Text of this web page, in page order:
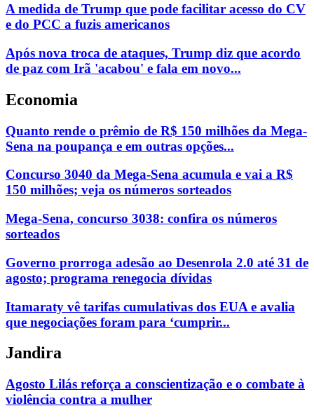
A medida de Trump que pode facilitar acesso do CV
e do PCC a fuzis americanos
Após nova troca de ataques, Trump diz que acordo
de paz com Irã 'acabou' e fala em novo...
Economia
Quanto rende o prêmio de R$ 150 milhões da Mega-
Sena na poupança e em outras opções...
Concurso 3040 da Mega-Sena acumula e vai a R$
150 milhões; veja os números sorteados
Mega-Sena, concurso 3038: confira os números
sorteados
Governo prorroga adesão ao Desenrola 2.0 até 31 de
agosto; programa renegocia dívidas
Itamaraty vê tarifas cumulativas dos EUA e avalia
que negociações foram para ‘cumprir...
Jandira
Agosto Lilás reforça a conscientização e o combate à
violência contra a mulher